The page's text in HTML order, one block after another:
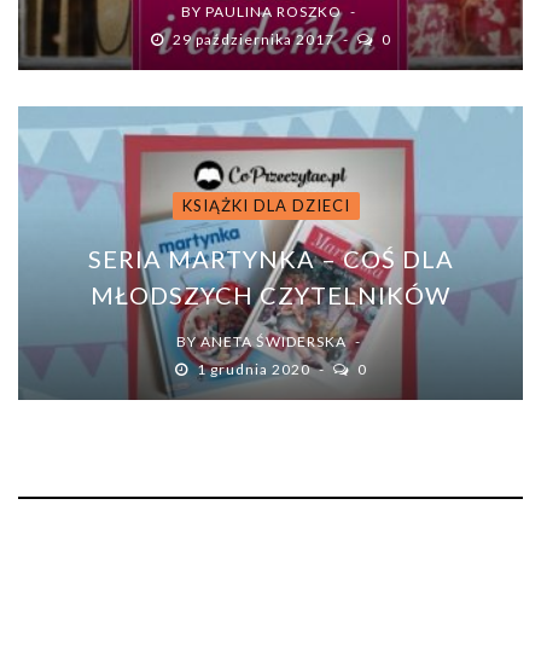
BY PAULINA ROSZKO
29 października 2017
0
KSIĄŻKI DLA DZIECI
SERIA MARTYNKA – COŚ DLA
MŁODSZYCH CZYTELNIKÓW
BYANETA ŚWIDERSKA
1 grudnia 2020
0